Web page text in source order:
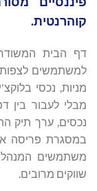
קוהרנטית.
דף הבית
למשתמשים לצפות
מבלי לעבור בין
נכסים, ערך תיק
במסגרת פריסה
משתמשים
שווקים מרובים.